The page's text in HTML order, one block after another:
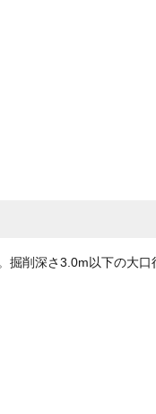
掘削深さ3.0m以下の大